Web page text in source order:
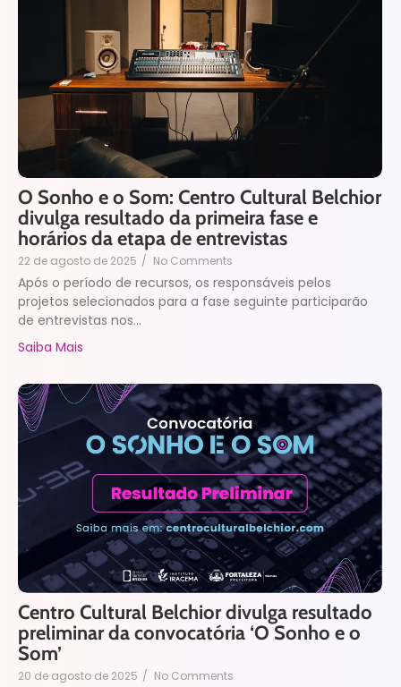
O Sonho e o Som: Centro Cultural Belchior
divulga resultado da primeira fase e
horários da etapa de entrevistas
22 de agosto de 2025 / No Comments
Após o período de recursos, os responsáveis pelos
projetos selecionados para a fase seguinte participarão
de entrevistas nos...
Saiba Mais
Centro Cultural Belchior divulga resultado
preliminar da convocatória ‘O Sonho e o
Som’
20 de agosto de 2025 / No Comments